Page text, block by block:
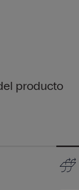
producto